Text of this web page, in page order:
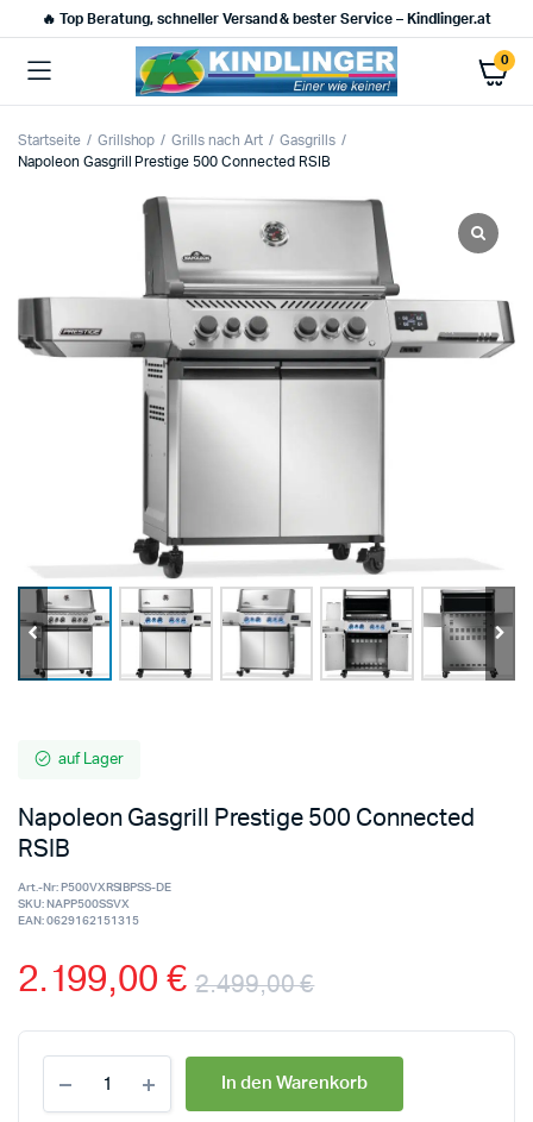
🔥 Top Beratung, schneller Versand & bester Service – Kindlinger.at
0
Startseite Grillshop Grills nach Art
Gasgrills
Napoleon Gasgrill Prestige 500 Connected RSIB
auf Lager
Napoleon Gasgrill Prestige 500 Connected
RSIB
Art.-Nr:P500VXRSIBPSS-DE
SKU: NAPP500SSVX
EAN:0629162151315
2.499,00€
2.199,00€
In den Warenkorb